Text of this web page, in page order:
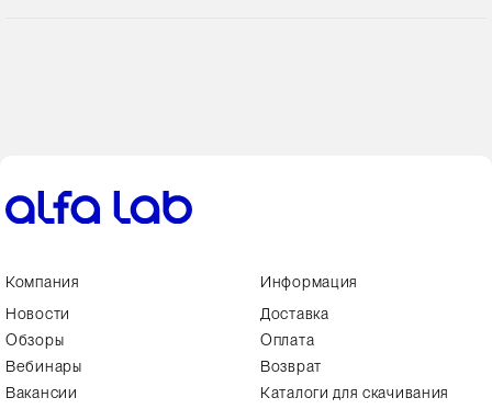
Компания
Новости
Обзоры
Вебинары
Вакансии
Информация
Доставка
Оплата
Возврат
Каталоги для скачивания